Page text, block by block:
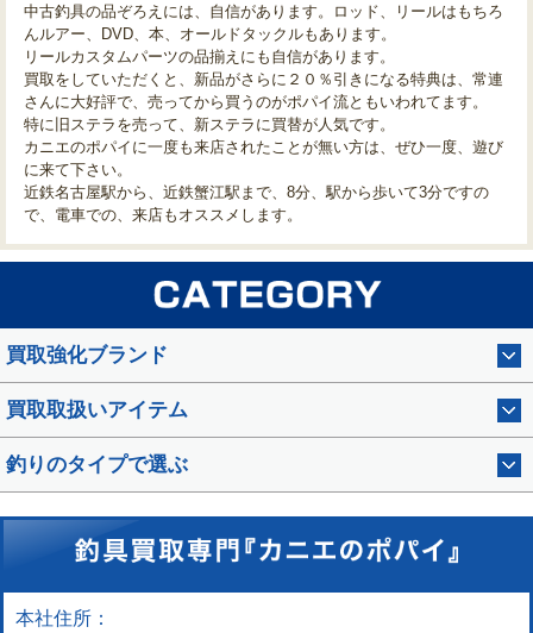
中古釣具の品ぞろえには、自信があります。ロッド、リールはもちろ
んルアー、DVD、本、オールドタックルもあります。
リールカスタムパーツの品揃えにも自信があります。
買取をしていただくと、新品がさらに２０％引きになる特典は、常連
さんに大好評で、売ってから買うのがポパイ流ともいわれてます。
特に旧ステラを売って、新ステラに買替が人気です。
カニエのポパイに一度も来店されたことが無い方は、ぜひ一度、遊び
に来て下さい。
近鉄名古屋駅から、近鉄蟹江駅まで、8分、駅から歩いて3分ですの
で、電車での、来店もオススメします。
買取強化ブランド
買取取扱いアイテム
釣りのタイプで選ぶ
本社住所：